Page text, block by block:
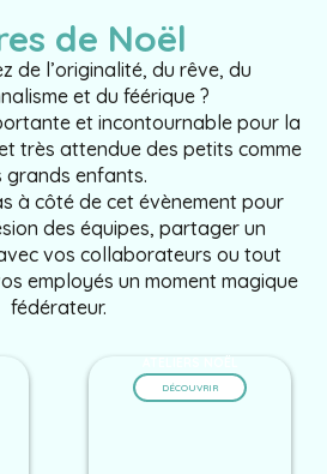
de Noël
de l’originalité, du rêve, du
et du féérique ?
et incontournable pour la
très attendue des petits comme
grands enfants.
à côté de cet évènement pour
des équipes, partager un
vos collaborateurs ou tout
employés un moment magique
fédérateur.
DÉCOUVRIR